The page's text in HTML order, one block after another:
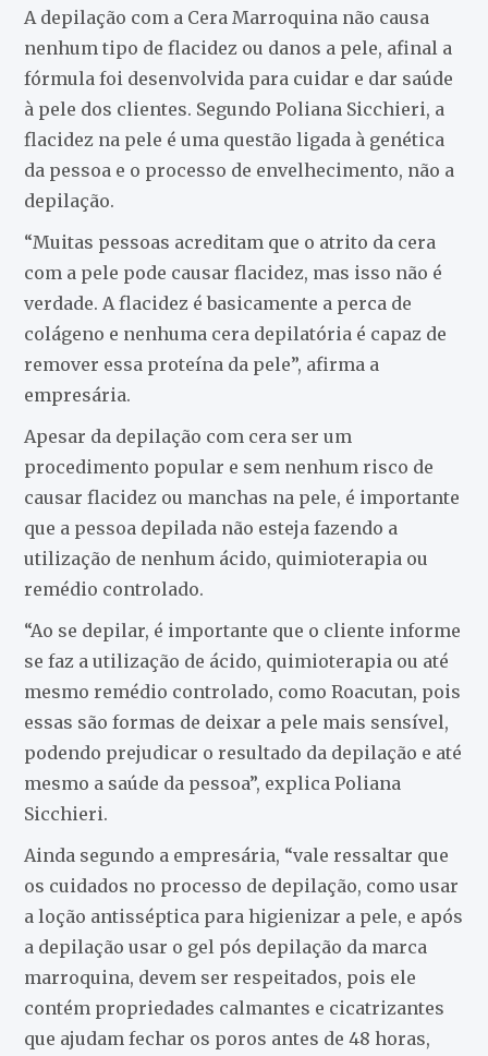
A depilação com a Cera Marroquina não causa
nenhum tipo de flacidez ou danos a pele, afinal a
fórmula foi desenvolvida para cuidar e dar saúde
à pele dos clientes. Segundo Poliana Sicchieri, a
flacidez na pele é uma questão ligada à genética
da pessoa e o processo de envelhecimento, não a
depilação.
“Muitas pessoas acreditam que o atrito da cera
com a pele pode causar flacidez, mas isso não é
verdade. A flacidez é basicamente a perca de
colágeno e nenhuma cera depilatória é capaz de
remover essa proteína da pele”, afirma a
empresária.
Apesar da depilação com cera ser um
procedimento popular e sem nenhum risco de
causar flacidez ou manchas na pele, é importante
que a pessoa depilada não esteja fazendo a
utilização de nenhum ácido, quimioterapia ou
remédio controlado.
“Ao se depilar, é importante que o cliente informe
se faz a utilização de ácido, quimioterapia ou até
mesmo remédio controlado, como Roacutan, pois
essas são formas de deixar a pele mais sensível,
podendo prejudicar o resultado da depilação e até
mesmo a saúde da pessoa”, explica Poliana
Sicchieri.
Ainda segundo a empresária, “vale ressaltar que
os cuidados no processo de depilação, como usar
a loção antisséptica para higienizar a pele, e após
a depilação usar o gel pós depilação da marca
marroquina, devem ser respeitados, pois ele
contém propriedades calmantes e cicatrizantes
que ajudam fechar os poros antes de 48 horas,